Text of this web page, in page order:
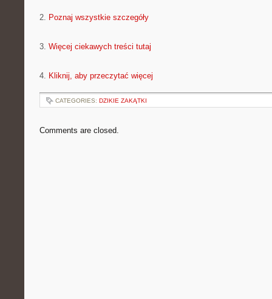
2. Poznaj wszystkie szczegóły
3. Więcej ciekawych treści tutaj
4. Kliknij, aby przeczytać więcej
CATEGORIES: DZIKIE ZAKĄTKI
Comments are closed.